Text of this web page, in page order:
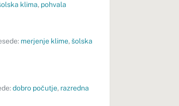
klima, pohvala
merjenje klime, šolska
dobro počutje, razredna